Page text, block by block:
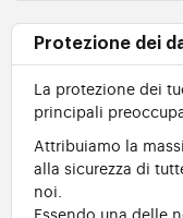
Protezione dei
La protezione dei
principali
Attribuiamo la
alla sicurezza di
noi.
Essendo una delle